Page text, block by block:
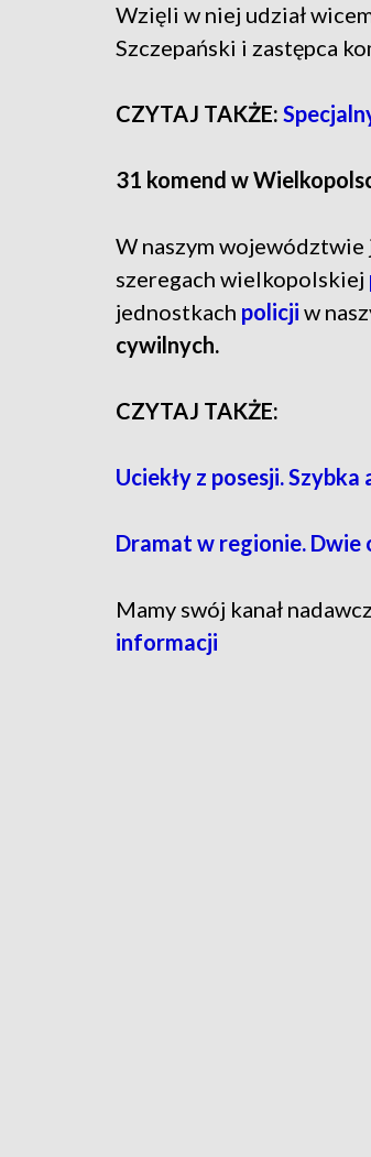
Wzięli w niej udział
Szczepański i zastępca
CZYTAJ TAKŻE:
31 komend w
W naszym
szeregach wielkopolskiej
jednostkach policji w
cywilnych.
CZYTAJ TAKŻE:
Uciekły z posesji.
Dramat w regionie. Dwie
Mamy swój kanał
informacji